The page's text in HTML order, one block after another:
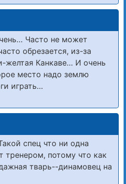
Часто не может
обрезается, из-за
желтая Канкаве… И очень
место надо землю
играть…
спец что ни одна
тренером, потому что как
тварь--динамовец на